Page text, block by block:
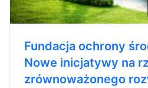
Fundacja ochrony
Nowe inicjatywy na
zrównoważonego